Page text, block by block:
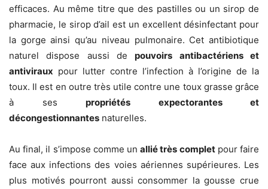
efficaces. Au même titre que des pastilles ou un sirop de
pharmacie, le sirop d’ail est un excellent désinfectant pour
la gorge ainsi qu’au niveau pulmonaire. Cet antibiotique
naturel dispose aussi depouvoirs antibactériens et
antiviraux pour lutter contre l’infection à l’origine de la
toux. Il est en outre très utile contre une toux grasse grâce
à ses propriétés expectorantes et
décongestionnantes naturelles.
Au final, il s’impose comme unallié très completpour faire
face aux infections des voies aériennes supérieures. Les
plus motivés pourront aussi consommer la gousse crue